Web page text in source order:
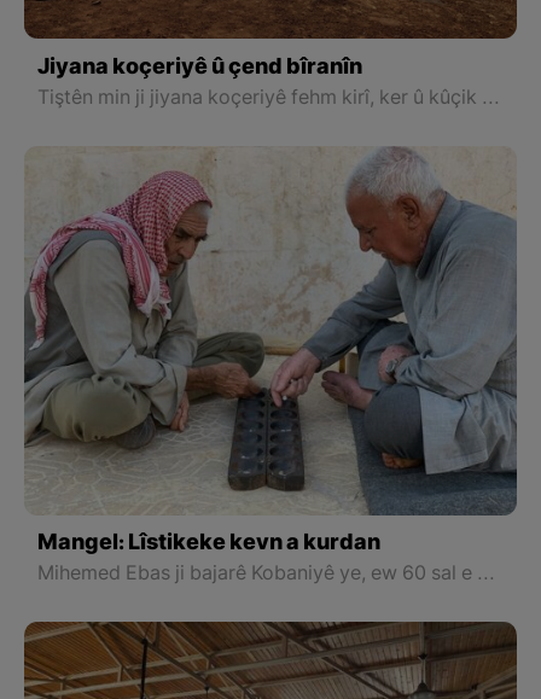
Jiyana koçeriyê û çend bîranîn
Tiştên min ji jiyana koçeriyê fehm kirî, ker û kûçik tiştên herî sereke ne bo jiyana koçeriyê. Beriya pez û kon, heta beriya şivan jî divê kûçik û kerekî te yê baş hebe.
Mangel: Lîstikeke kevn a kurdan
Mihemed Ebas ji bajarê Kobaniyê ye, ew 60 sal e vê lîstikê dilîze, ji bavê xwe fêr bûye û bavê wî ji bavê xwe fêr bûye. Dibêje ev lîstik pir ji kevin de di nav me kurdan de heye.